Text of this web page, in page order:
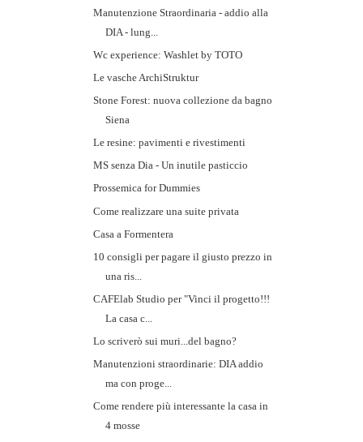
Manutenzione Straordinaria - addio alla
DIA - lung...
Wc experience: Washlet by TOTO
Le vasche ArchiStruktur
Stone Forest: nuova collezione da bagno
Siena
Le resine: pavimenti e rivestimenti
MS senza Dia - Un inutile pasticcio
Prossemica for Dummies
Come realizzare una suite privata
Casa a Formentera
10 consigli per pagare il giusto prezzo in
una ris...
CAFElab Studio per "Vinci il progetto!!!
La casa c...
Lo scriverò sui muri...del bagno?
Manutenzioni straordinarie: DIA addio
ma con proge...
Come rendere più interessante la casa in
4 mosse